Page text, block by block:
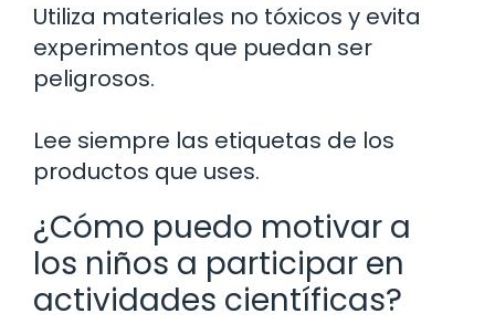
Utiliza materiales no tóxicos y evita
experimentos que puedan ser
peligrosos.
Lee siempre las etiquetas de los
productos que uses.
¿Cómo puedo motivar a
los niños a participar en
actividades científicas?